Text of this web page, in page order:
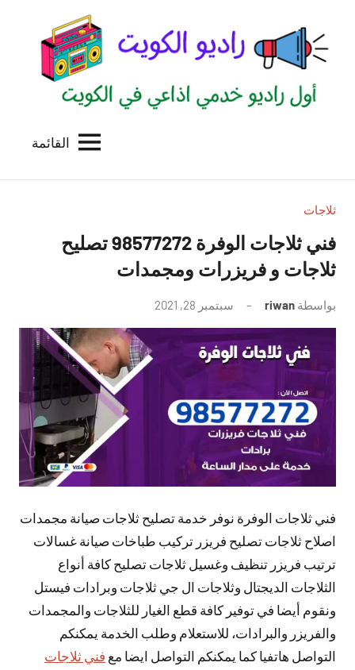
المحتوى
الكويت
للاعلانات
بالكويت
القائمة
ثلاجات
فني ثلاجات الوفرة 98577272 تصليح
ثلاجات و فريزرات ومجمدات
بواسطة riwan سبتمبر 28, 2021
توجد
تعليقات
فني ثلاجات الوفرة نوفر خدمة تصليح ثلاجات صيانة مجمدات
اصلاح ثلاجات تصليح فريزر تركيب طباخات صيانة غسالات
ترتيب فريزر تنظيف وغسيل ثلاجات تصليح كافة أنواع
الثلاجات الديجتال وثلاجات ال جي ثلاجات وبرادات فيستل
ونقوم أيضا في توفير كافة قطع الغيار للثلاجات والمجمدات
والفريزر والبرادات، للاستعلام وطلب الخدمة يمكنكم
التواصل هاتفيا كما يمكنكم التواصل ايضا مع فني ثلاجات